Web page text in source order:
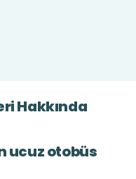
Hakkında
ucuz otobüs